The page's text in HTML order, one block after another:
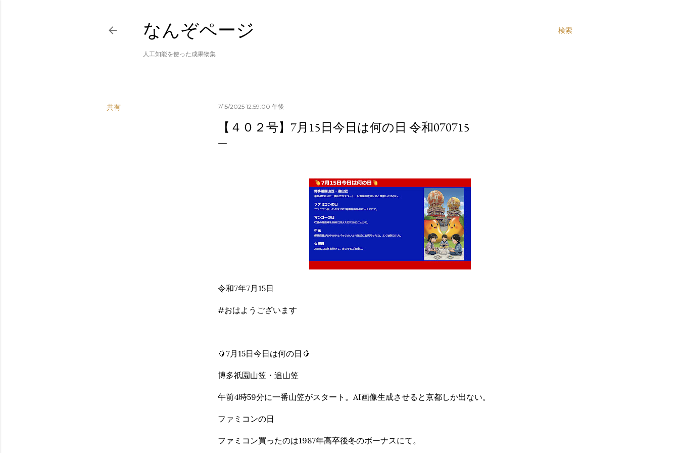
検索
なんぞページ
人工知能を使った成果物集
共有 7/15/2025 12:59:00 午後
【４０２号】7月15日今日は何の日 令和070715
令和7年7月15日
#おはようございます
🥭7月15日今日は何の日🥭
博多祇園山笠・追山笠
午前4時59分に一番山笠がスタート。AI画像生成させると京都しか出ない。
ファミコンの日
ファミコン買ったのは1987年高卒後冬のボーナスにて。